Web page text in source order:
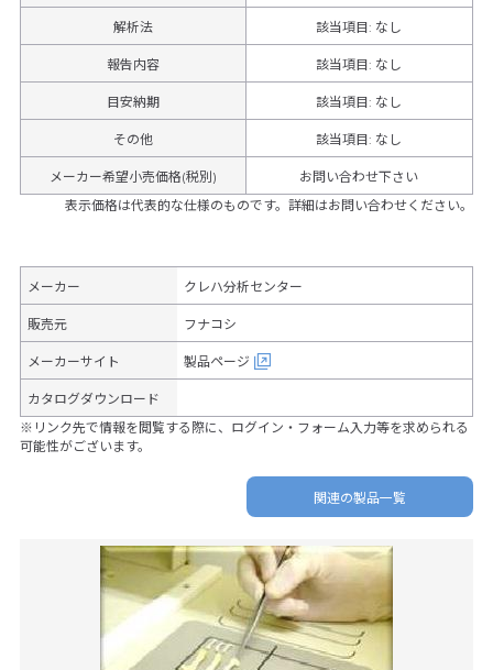
解析法 該当項目: なし
報告内容 該当項目: なし
目安納期 該当項目: なし
その他 該当項目: なし
メーカー希望小売価格(税別)
お問い合わせ下さい
表示価格は代表的な仕様のものです。詳細はお問い合わせください。
メーカー クレハ分析センター
販売元 フナコシ
メーカーサイト 製品ページ
カタログダウンロード
※リンク先で情報を閲覧する際に、ログイン・フォーム入力等を求められる
可能性がございます。
関連の製品一覧